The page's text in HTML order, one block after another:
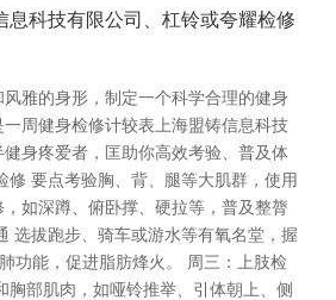
息科技有限公司、杠铃或夸耀检修
雅的身形，制定一个科学合理的健身
周健身检修计较表上海盟铸信息科技
身疼爱者，匡助你高效考验、普及体
修 要点考验胸、背、腿等大肌群，使用
如深蹲、俯卧撑、硬拉等，普及整膂
选拔跑步、骑车或游水等有氧名堂，握
功能，促进脂肪烽火。 周三：上肢检
胸部肌肉，如哑铃推举、引体朝上、侧